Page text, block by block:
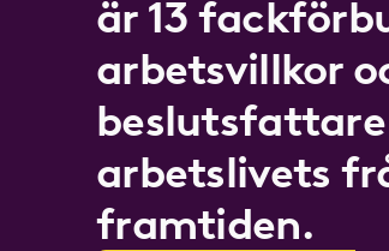
är 13
arbetsvillkor
beslutsfattare
arbetslivets
framtiden.